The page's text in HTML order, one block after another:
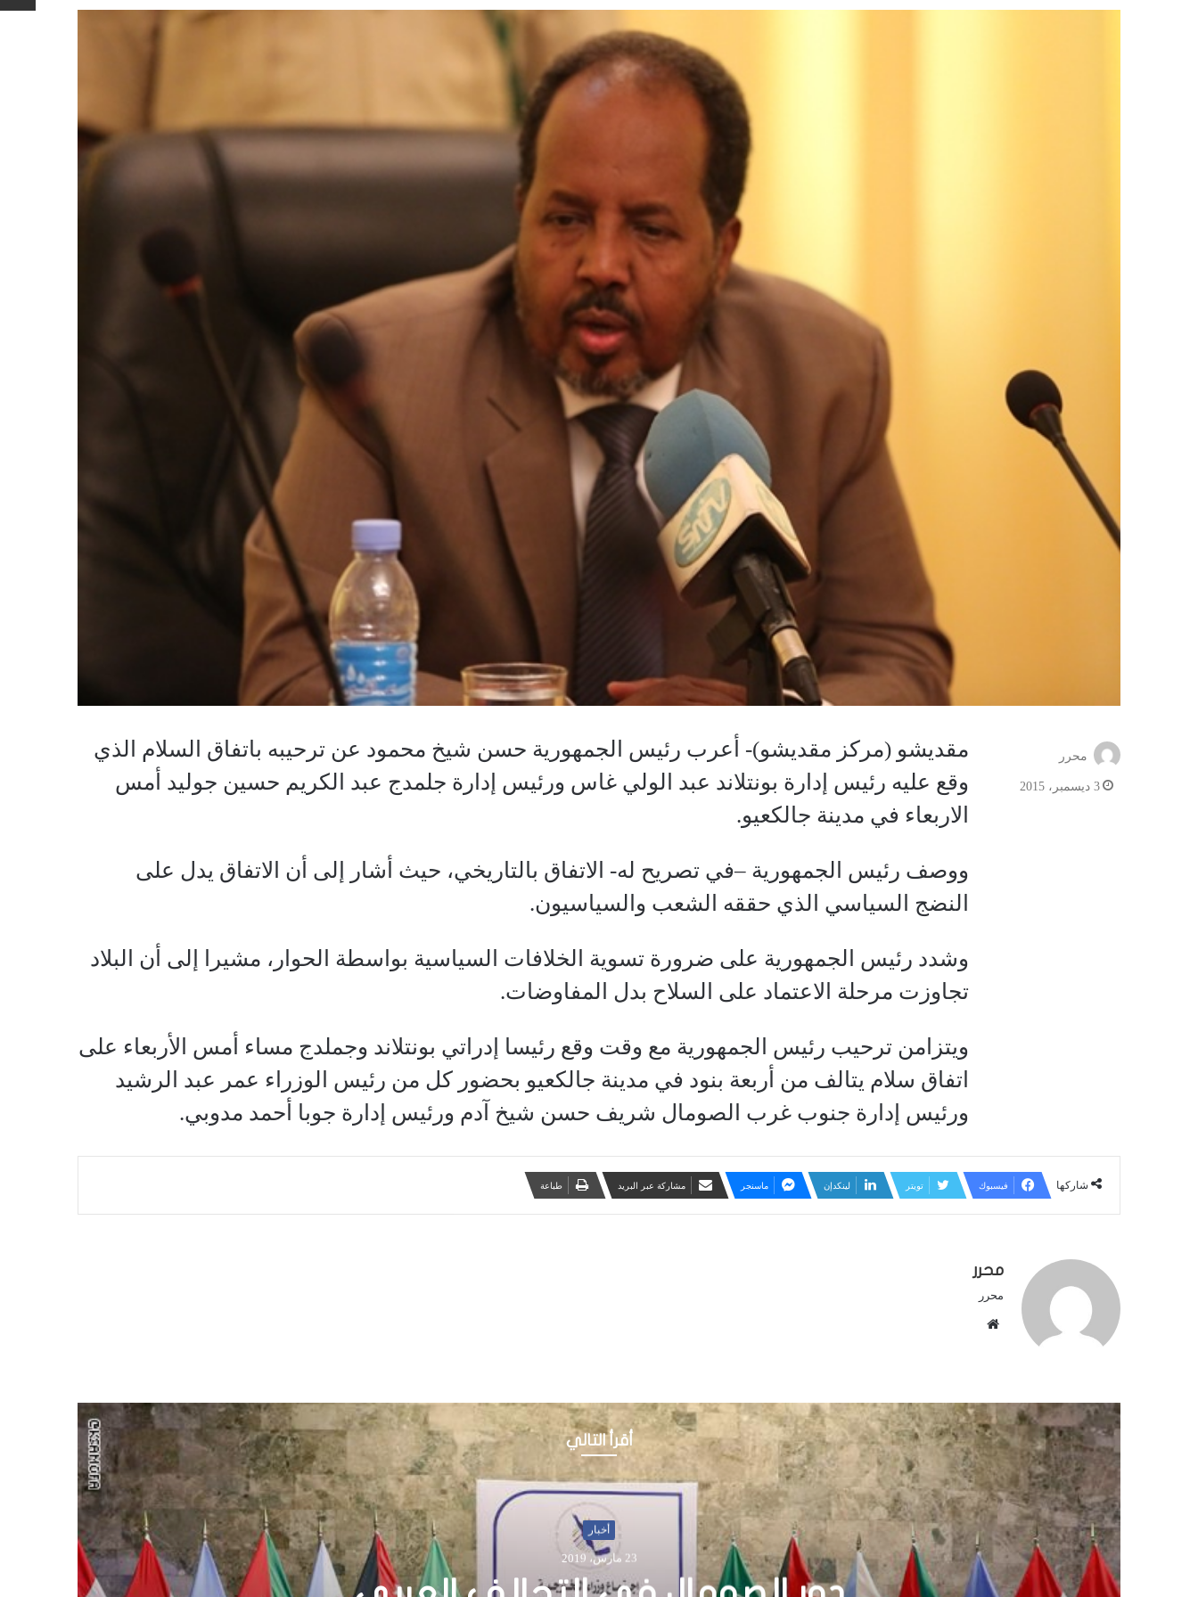
مقديشو (مركز مقديشو)- أعرب رئيس الجمهورية حسن شيخ محمود عن ترحيبه باتفاق السلام الذي
وقع عليه رئيس إدارة بونتلاند عبد الولي غاس ورئيس إدارة جلمدج عبد الكريم حسين جوليد أمس
الاربعاء في مدينة جالكعيو.
ووصف رئيس الجمهورية –في تصريح له- الاتفاق بالتاريخي، حيث أشار إلى أن الاتفاق يدل على
النضج السياسي الذي حققه الشعب والسياسيون.
وشدد رئيس الجمهورية على ضرورة تسوية الخلافات السياسية بواسطة الحوار، مشيرا إلى أن البلاد
تجاوزت مرحلة الاعتماد على السلاح بدل المفاوضات.
ويتزامن ترحيب رئيس الجمهورية مع وقت وقع رئيسا إدراتي بونتلاند وجملدج مساء أمس الأربعاء على
اتفاق سلام يتالف من أربعة بنود في مدينة جالكعيو بحضور كل من رئيس الوزراء عمر عبد الرشيد
ورئيس إدارة جنوب غرب الصومال شريف حسن شيخ آدم ورئيس إدارة جوبا أحمد مدوبي.
محرر
3 ديسمبر، 2015
شاركها فيسبوك تويتر لينكدإن ماسنجر مشاركة عبر البريد طباعة
محرر
محرر
ل
و
ب
أقرأ التالي
أخبار